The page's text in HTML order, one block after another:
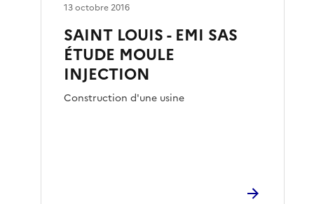
SAINT LOUIS - EMI SAS
ÉTUDE MOULE
INJECTION
Construction d'une usine
13 octobre 2016